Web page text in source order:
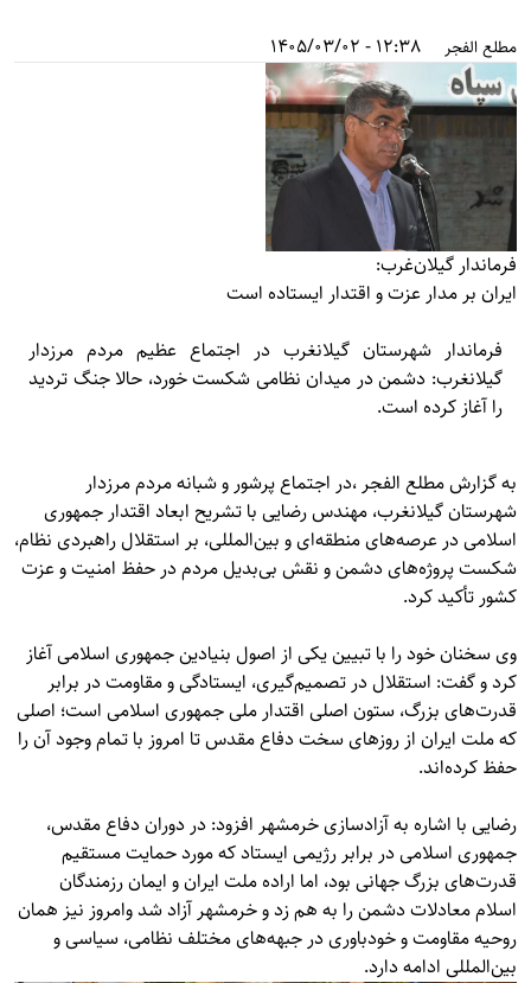
مطلع الفجر 12:38 - 1405/03/02
فرماندار گیلان‌غرب:
ایران بر مدار عزت و اقتدار ایستاده است
فرماندار شهرستان گیلانغرب در اجتماع عظیم مردم مرزدار
گیلانغرب: دشمن در میدان نظامی شکست خورد، حالا جنگ تردید
را آغاز کرده است.
به گزارشمطلع الفجر ،در اجتماع پرشور و شبانه مردم مرزدار
شهرستان گیلانغرب، مهندس رضایی با تشریح ابعاد اقتدار جمهوری
اسلامی در عرصه‌های منطقه‌ای و بین‌المللی، بر استقلال راهبردی نظام،
شکست پروژه‌های دشمن و نقش بی‌بدیل مردم در حفظ امنیت و عزت
کشور تأکید کرد.
وی سخنان خود را با تبیین یکی از اصول بنیادین جمهوری اسلامی آغاز
کرد و گفت: استقلال در تصمیم‌گیری، ایستادگی و مقاومت در برابر
قدرت‌های بزرگ، ستون اصلی اقتدار ملی جمهوری اسلامی است؛ اصلی
که ملت ایران از روزهای سخت دفاع مقدس تا امروز با تمام وجود آن را
حفظ کرده‌اند.
رضایی با اشاره به آزادسازی خرمشهر افزود: در دوران دفاع مقدس،
جمهوری اسلامی در برابر رژیمی ایستاد که مورد حمایت مستقیم
قدرت‌های بزرگ جهانی بود، اما اراده ملت ایران و ایمان رزمندگان
اسلام معادلات دشمن را به هم زد و خرمشهر آزاد شد وامروز نیز همان
روحیه مقاومت و خودباوری در جبهه‌های مختلف نظامی، سیاسی و
بین‌المللی ادامه دارد.